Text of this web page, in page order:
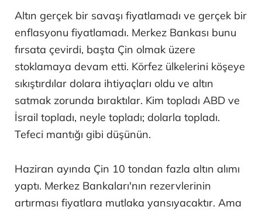
Altın gerçek bir savaşı fiyatlamadı ve gerçek bir
enflasyonu fiyatlamadı. Merkez Bankası bunu
fırsata çevirdi, başta Çin olmak üzere
stoklamaya devam etti. Körfez ülkelerini köşeye
sıkıştırdılar dolara ihtiyaçları oldu ve altın
satmak zorunda bıraktılar. Kim topladı ABD ve
İsrail topladı, neyle topladı; dolarla topladı.
Tefeci mantığı gibi düşünün.
Haziran ayında Çin 10 tondan fazla altın alımı
yaptı. Merkez Bankaları'nın rezervlerinin
artırması fiyatlara mutlaka yansıyacaktır. Ama